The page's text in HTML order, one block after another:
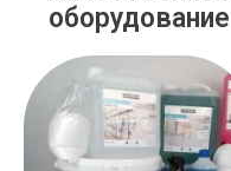
оборудование